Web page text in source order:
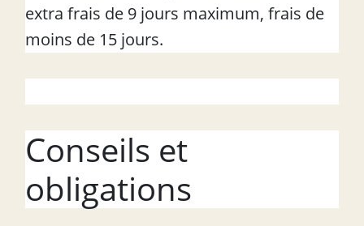
extra frais de 9 jours maximum, frais de
moins de 15 jours.
Conseils et
obligations